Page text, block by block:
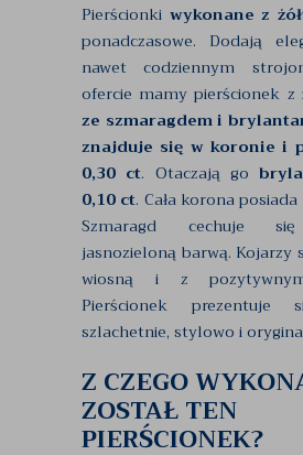
Pierścionki wykonane z
ponadczasowe. Dodają
nawet codziennym
ofercie mamy pierścionek z
ze szmaragdem i
znajduje się w koronie i
0,30 ct. Otaczają go
0,10 ct. Cała korona
Szmaragd cechuje się
jasnozieloną barwą. Kojarzy
wiosną i z
Pierścionek prezentuje
szlachetnie, stylowo i
Z CZEGO
ZOSTAŁ TEN
PIERŚCIONEK?